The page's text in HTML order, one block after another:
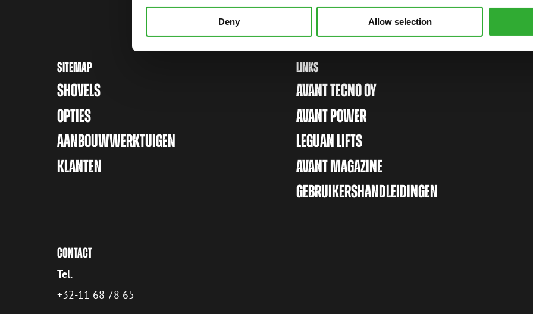
Deny Allow selection
SITEMAP
SHOVELS
OPTIES
AANBOUWWERKTUIGEN
KLANTEN
LINKS
AVANT TECNO OY
AVANT POWER
LEGUAN LIFTS
AVANT MAGAZINE
GEBRUIKERSHANDLEIDINGEN
CONTACT
Tel.
+32-11 68 78 65